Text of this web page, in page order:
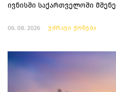
ივნისში საქართველოში
06. 08. 2026 უძრავი ქონება